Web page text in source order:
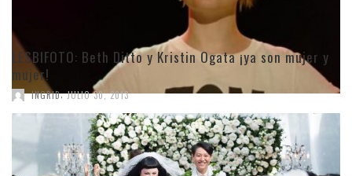
LESBIFOTO: Beth Ditto y Kristin Ogata ¡ya son mujer y
mujer!
INGRID, JULIO 30, 2013